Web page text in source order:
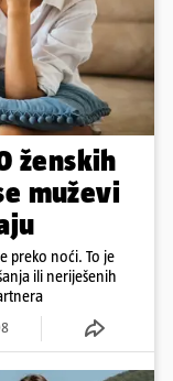
ženskih
muževi
preko noći. To je
ili neriješenih